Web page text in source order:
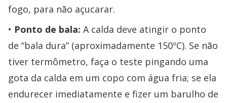
fogo, para não açucarar.
Ponto de bala: A calda deve atingir o ponto
de “bala dura” (aproximadamente 150ºC). Se não
tiver termômetro, faça o teste pingando uma
gota da calda em um copo com água fria; se ela
endurecer imediatamente e fizer um barulho de